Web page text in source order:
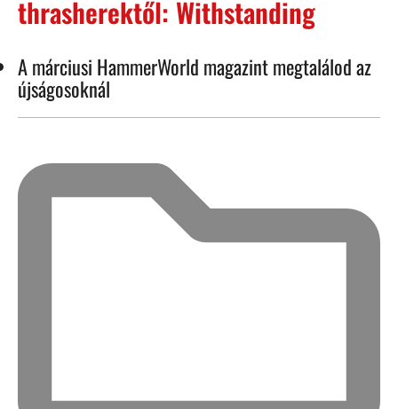
thrasherektől: Withstanding
A márciusi HammerWorld magazint megtalálod az
újságosoknál